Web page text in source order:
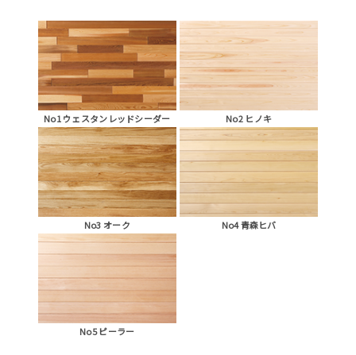
No1 ウェスタンレッドシーダー No2 ヒノキ
No3 オーク No4 青森ヒバ
No5 ピーラー